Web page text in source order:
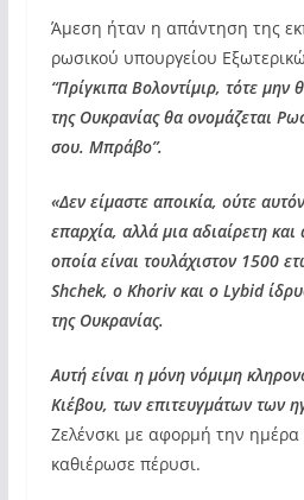
Άμεση ήταν η απάντηση της
ρωσικού υπουργείου
“Πρίγκιπα Βολοντίμιρ, τότε μην
της Ουκρανίας θα ονομάζεται
σου. Μπράβο”.
«Δεν είμαστε αποικία, ούτε
επαρχία, αλλά μια αδιαίρετη
οποία είναι τουλάχιστον 1500
Shchek, ο Khoriv και ο Lybid
της Ουκρανίας.
Αυτή είναι η μόνη νόμιμη
Κιέβου, των επιτευγμάτων των
Ζελένσκι με αφορμή την ημέρα
καθιέρωσε πέρυσι.